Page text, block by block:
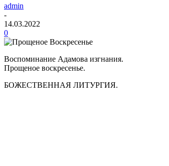
admin
-
14.03.2022
0
Воспоминание Адамова изгнания.
Прощеное воскресенье.
БОЖЕСТВЕННАЯ ЛИТУРГИЯ.